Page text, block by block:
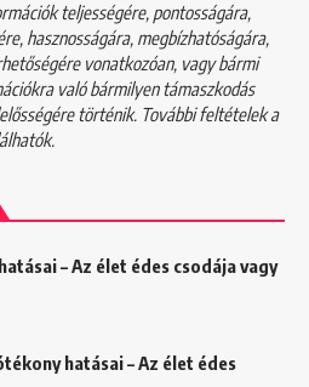
teljességére, pontosságára,
hasznosságára, megbízhatóságára,
vonatkozóan, vagy bármi
való bármilyen támaszkodás
történik. További feltételek a
– Az élet édes csodája vagy
hatásai – Az élet édes